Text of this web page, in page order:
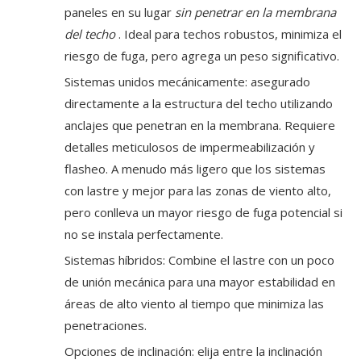
paneles en su lugar sin penetrar en la membrana
del techo. Ideal para techos robustos, minimiza el
riesgo de fuga, pero agrega un peso significativo.
Sistemas unidos mecánicamente: asegurado
directamente a la estructura del techo utilizando
anclajes que penetran en la membrana. Requiere
detalles meticulosos de impermeabilización y
flasheo. A menudo más ligero que los sistemas
con lastre y mejor para las zonas de viento alto,
pero conlleva un mayor riesgo de fuga potencial si
no se instala perfectamente.
Sistemas híbridos: Combine el lastre con un poco
de unión mecánica para una mayor estabilidad en
áreas de alto viento al tiempo que minimiza las
penetraciones.
Opciones de inclinación: elija entre la inclinación